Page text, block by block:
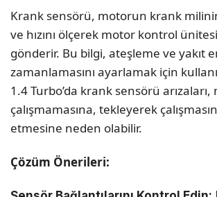
Krank sensörü, motorun krank
ve hızını ölçerek motor kontrol
gönderir. Bu bilgi, ateşleme ve yakıt
zamanlamasını ayarlamak için
1.4 Turbo’da krank sensörü
çalışmamasına, tekleyerek
etmesine neden olabilir.
Çözüm Önerileri: